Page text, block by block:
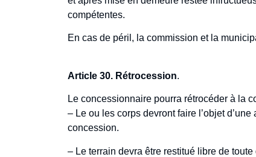
compétentes.
En cas de péril, la commission et la
Article 30. Rétrocession.
Le concessionnaire pourra rétrocéder à la
– Le ou les corps devront faire l’objet
concession.
– Le terrain devra être restitué libre de